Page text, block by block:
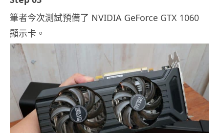
筆者今次測試預備了 NVIDIA GeForce GTX 1060
顯示卡。